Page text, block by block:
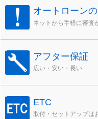
オートローン
ネットから手軽に審査
アフター保証
広い・安い・長い
ETC
取付・セットアップは